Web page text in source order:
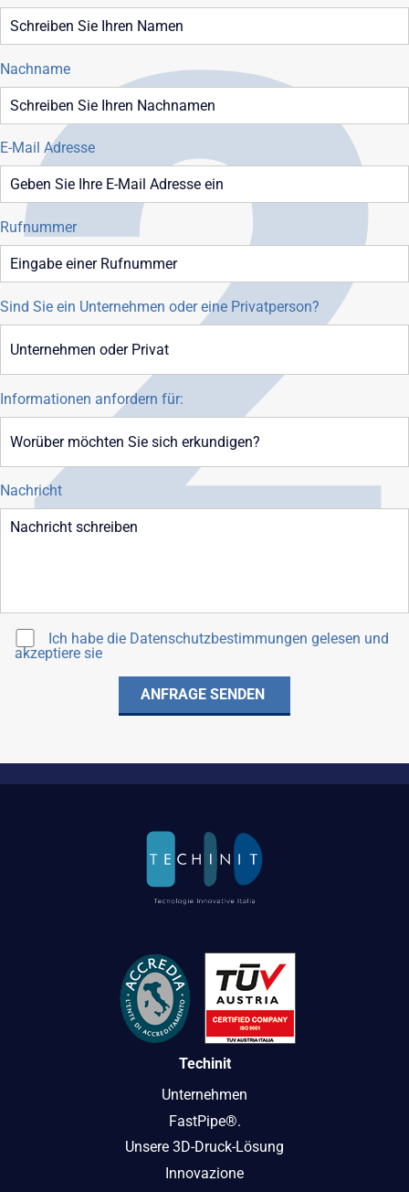
Nachname
E-Mail Adresse
Rufnummer
Sind Sie ein Unternehmen oder eine Privatperson?
Informationen anfordern für:
Nachricht
Ich habe die Datenschutzbestimmungen gelesen und
akzeptiere sie
Techinit
Unternehmen
FastPipe®.
Unsere 3D-Druck-Lösung
Innovazione